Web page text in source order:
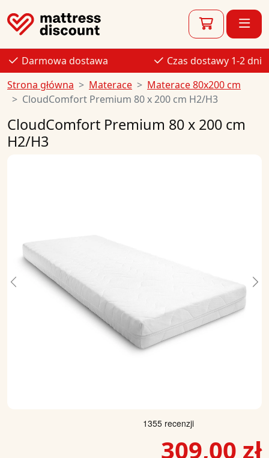
Darmowa dostawa
Czas dostawy 1-2 dni
Strona główna
Materace
Materace 80x200 cm
CloudComfort Premium 80 x 200 cm H2/H3
CloudComfort Premium 80 x 200 cm
H2/H3
Previous
309,00 zł